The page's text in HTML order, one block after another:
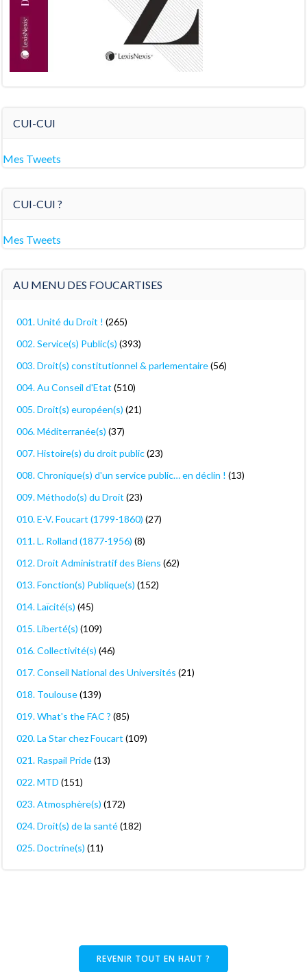
CUI-CUI
Mes Tweets
CUI-CUI ?
Mes Tweets
AU MENU DES FOUCARTISES
001. Unité du Droit ! (265)
002. Service(s) Public(s) (393)
003. Droit(s) constitutionnel & parlementaire(56)
004. Au Conseil d'Etat (510)
005. Droit(s) européen(s) (21)
006. Méditerranée(s) (37)
007. Histoire(s) du droit public(23)
008. Chronique(s) d'un service public… en déclin ! (13)
009. Méthodo(s) du Droit (23)
010. E-V. Foucart (1799-1860) (27)
011. L. Rolland (1877-1956) (8)
012. Droit Administratif des Biens (62)
013. Fonction(s) Publique(s) (152)
014. Laïcité(s) (45)
015. Liberté(s) (109)
016. Collectivité(s) (46)
017. Conseil National des Universités (21)
018. Toulouse(139)
019. What's the FAC ? (85)
020. La Star chez Foucart (109)
021. Raspail Pride(13)
022. MTD (151)
023. Atmosphère(s) (172)
024. Droit(s) de la santé(182)
025. Doctrine(s) (11)
REVENIR TOUT EN HAUT ?